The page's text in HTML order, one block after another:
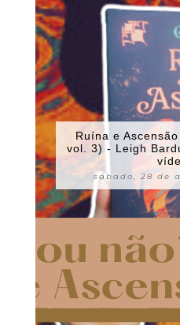
Ruína e
vol. 3) - Leigh
sábado, 28 de